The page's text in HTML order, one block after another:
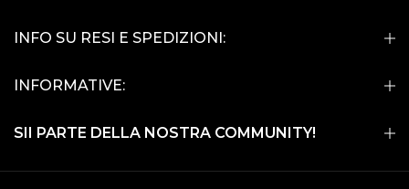
INFO SU RESI E SPEDIZIONI:
INFORMATIVE:
SII PARTE DELLA NOSTRA COMMUNITY!